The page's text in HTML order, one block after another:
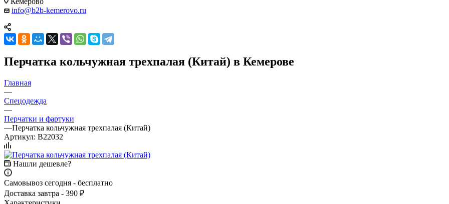
info@b2b-kemerovo.ru
Перчатка кольчужная трехпалая (Китай) в Кемерове
Главная
—
Спецодежда
—
Перчатки и фартуки
—Перчатка кольчужная трехпалая (Китай)
Артикул: B22032
Нашли дешевле?
Самовывоз сегодня - бесплатно
Доставка завтра - 390 ₽